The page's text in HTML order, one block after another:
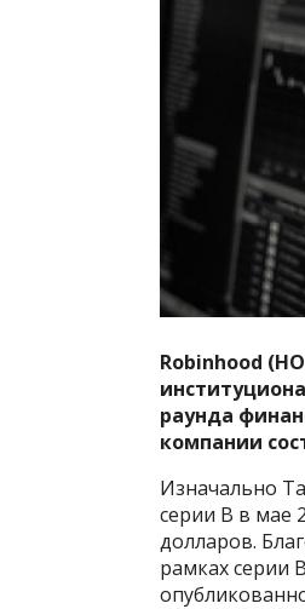
Robinhood
раунда
компании
Изначально
серии B в мае
долларов.
рамках серии